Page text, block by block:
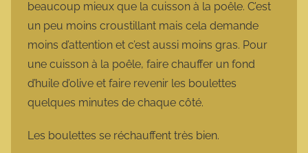
beaucoup mieux que la cuisson à la poêle. C’est
un peu moins croustillant mais cela demande
moins d’attention et c’est aussi moins gras. Pour
une cuisson à la poêle, faire chauffer un fond
d’huile d’olive et faire revenir les boulettes
quelques minutes de chaque côté.
Les boulettes se réchauffent très bien.